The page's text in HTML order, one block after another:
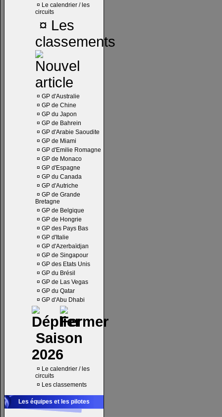
¤ Le calendrier / les
circuits
¤ Les
classements
¤ GP d'Australie
¤ GP de Chine
¤ GP du Japon
¤ GP de Bahrein
¤ GP d'Arabie Saoudite
¤ GP de Miami
¤ GP d'Emilie Romagne
¤ GP de Monaco
¤ GP d'Espagne
¤ GP du Canada
¤ GP d'Autriche
¤ GP de Grande
Bretagne
¤ GP de Belgique
¤ GP de Hongrie
¤ GP des Pays Bas
¤ GP d'Italie
¤ GP d'Azerbaïdjan
¤ GP de Singapour
¤ GP des Etats Unis
¤ GP du Brésil
¤ GP de Las Vegas
¤ GP du Qatar
¤ GP d'Abu Dhabi
Saison
2026
¤ Le calendrier / les
circuits
¤ Les classements
Les équipes et les pilotes